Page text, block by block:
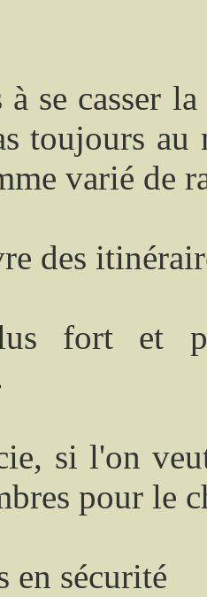
à se casser
toujours
varié de
des
fort et
si l'on
pour le
en sécurité